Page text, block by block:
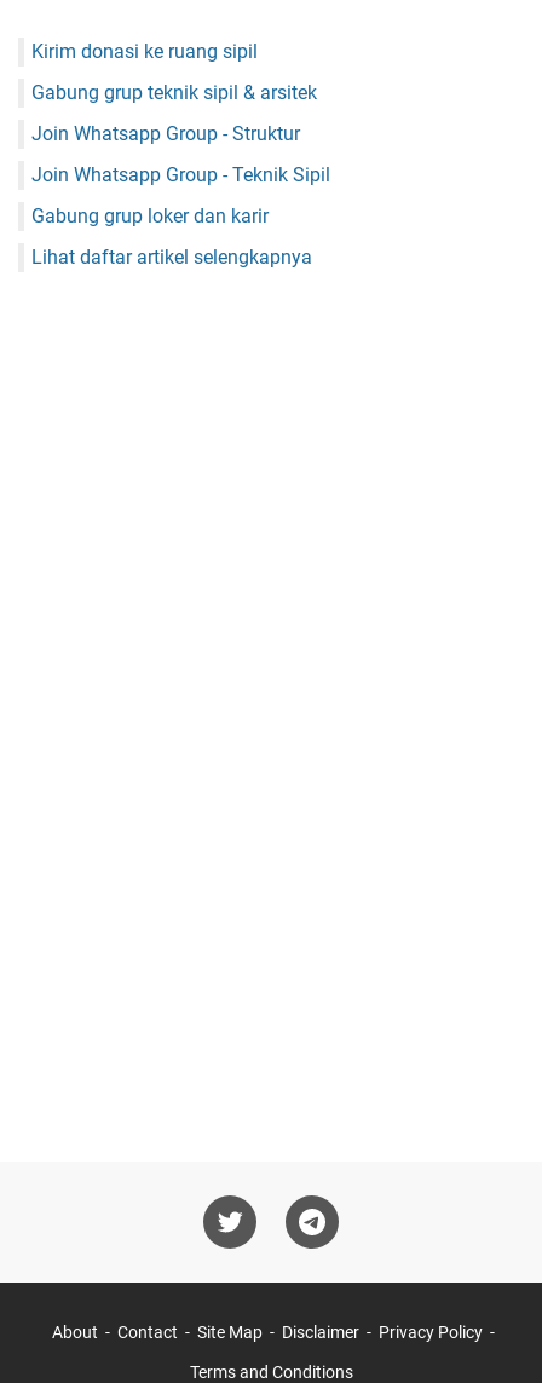
Kirim donasi ke ruang sipil
Gabung grup teknik sipil & arsitek
Join Whatsapp Group - Struktur
Join Whatsapp Group - Teknik Sipil
Gabung grup loker dan karir
Lihat daftar artikel selengkapnya
About Contact Site Map Disclaimer Privacy Policy
Terms and Conditions